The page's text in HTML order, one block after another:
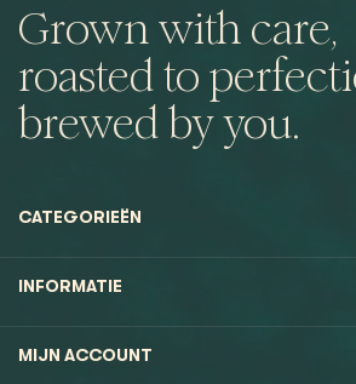
Grown with care,
roasted to
brewed by you.
CATEGORIEËN
INFORMATIE
MIJN ACCOUNT